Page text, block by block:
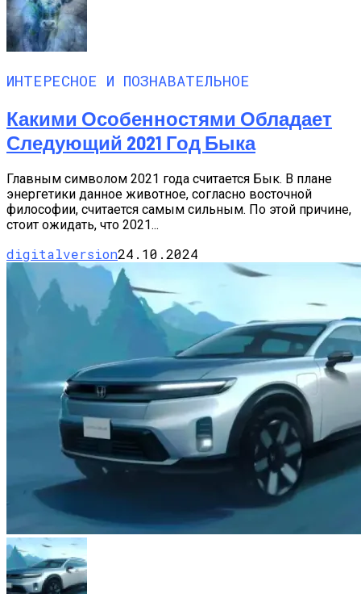
ИНТЕРЕСНОЕ И ПОЗНАВАТЕЛЬНОЕ
Какими Особенностями Обладает
Следующий 2021 Год Быка
Главным символом 2021 года считается Бык. В плане
энергетики данное животное, согласно восточной
философии, считается самым сильным. По этой причине,
стоит ожидать, что 2021...
digitalversion24.10.2024